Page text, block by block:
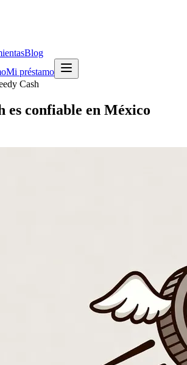
Blog
Mi préstamo
Cash
es confiable en México